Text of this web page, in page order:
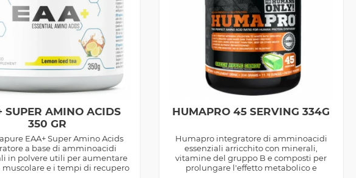
SUPER AMINO ACIDS
350 GR
EAA+ Super Amino Acids
a base di amminoacidi
in polvere utili per aumentare
muscolare e i tempi di recupero
HUMAPRO 45 SERVING 334G
Humapro integratore di amminoacidi
essenziali arricchito con minerali,
vitamine del gruppo B e composti per
prolungare l'effetto metabolico e